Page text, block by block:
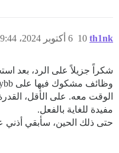
th1nk 6 أكتوبر 2024، 9:44ص 10
شكراً جزيلاً على الرد، بعد
الوقت معه. على الأقل،
مفيدة للغاية بالفعل.
حتى ذلك الحين، سأبقي أذني